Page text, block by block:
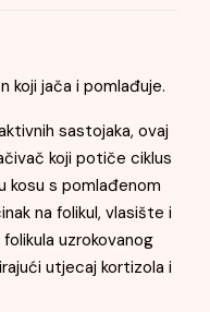
koji jača i pomlađuje.
sastojaka, ovaj
koji potiče ciklus
kosu s pomlađenom
na folikul, vlasište i
uzrokovanog
utjecaj kortizola i